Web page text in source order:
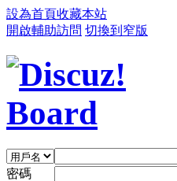
設為首頁收藏本站
開啟輔助訪問 切換到窄版
密碼